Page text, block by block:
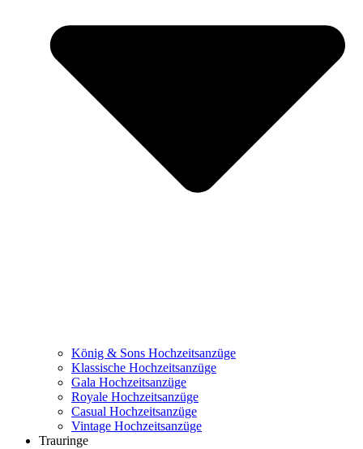
König & Sons Hochzeitsanzüge
Klassische Hochzeitsanzüge
Gala Hochzeitsanzüge
Royale Hochzeitsanzüge
Casual Hochzeitsanzüge
Vintage Hochzeitsanzüge
Trauringe